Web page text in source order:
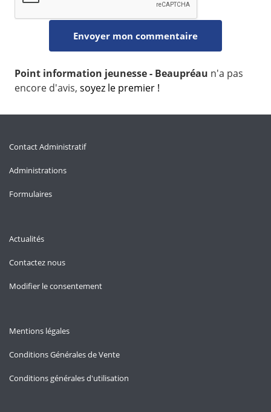
Point information jeunesse - Beaupréau n'a pas
encore d'avis, soyez le premier !
Contact Administratif
Administrations
Formulaires
Actualités
Contactez nous
Modifier le consentement
Mentions légales
Conditions Générales de Vente
Conditions générales d'utilisation